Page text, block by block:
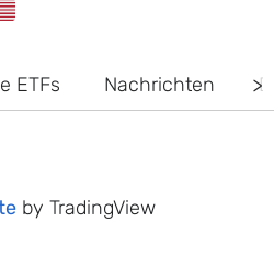
ETFs Nachrichten
by TradingView